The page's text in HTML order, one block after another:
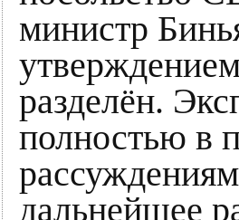
министр
разделён.
полностью в
дальнейшее